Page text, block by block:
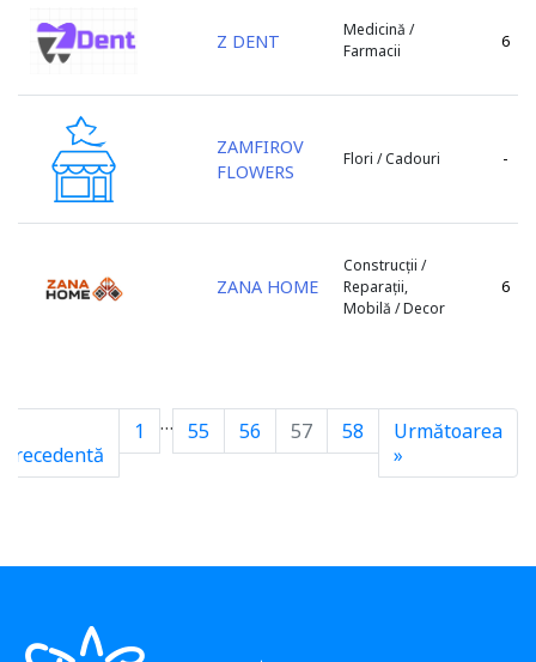
Telenești
Ungheni
Vulcanești
Z DENT
Medicină /
Farmacii
6
ZAMFIROV
FLOWERS
Flori / Cadouri -
ZANA HOME
Construcții /
Reparații,
Mobilă / Decor
6
Precedentă
1 … 55 56 57 58
Următoarea
»